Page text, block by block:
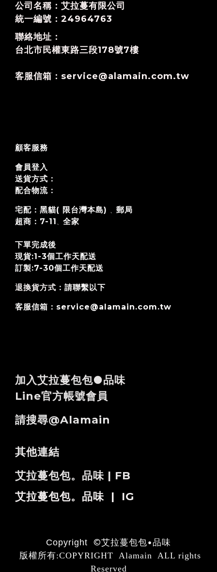
公司名稱：艾拉蔓有限公司
統一編號：24964763
聯絡地址：
台北市民權東路三段178號7樓
客服信箱：service@alamain.com.tw
顧客服務
會員登入
送貨方式：
配合物流：
宅配：黑貓( 限台灣本島) 、 郵局
超商：7-11 、 全家
下單完成後
現貨:1-3個工作天配送
訂製:7-30個工作天配送
退換貨方式 ：請聯繫以下
客服信箱：service@alamain.com.tw
加入艾拉蔓包包●品味
Line官方帳號會員
請搜尋@alamain
其他連結
艾拉蔓包包。品味 | FB
艾拉蔓包包。品味 | IG
Copyright ©艾拉蔓包包•品味
版權所有:COPYRIGHT Alamain ALL rights
Reserved